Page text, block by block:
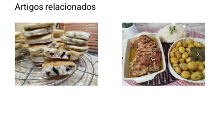
Artigos relacionados
Panquecas
com Oreo
Entrecosto
italiano c/
batata a
murro e